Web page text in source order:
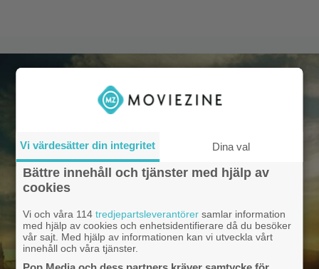
Vi värdesätter din integritet Dina val
Bättre innehåll och tjänster med hjälp av
cookies
Vi och våra 114tredjepartsleverantörer samlar information
med hjälp av cookies och enhetsidentifierare då du besöker
vår sajt. Med hjälp av informationen kan vi utveckla vårt
innehåll och våra tjänster.